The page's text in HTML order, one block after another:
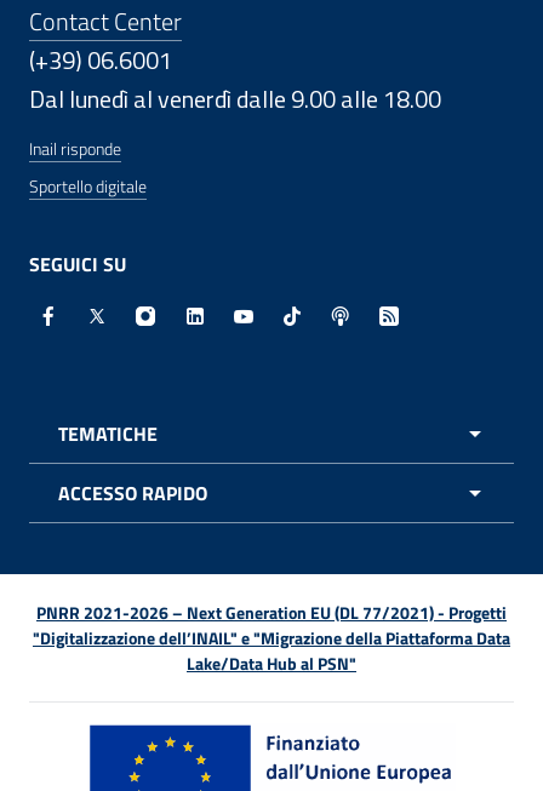
Contact Center
(+39) 06.6001
Dal lunedì al venerdì dalle 9.00 alle 18.00
Inail risponde
Sportello digitale
SEGUICI SU
Facebook - Sito esterno - Apertura in nuova finestra
X - Sito esterno - Apertura in nuova finestra
Instagram - Sito esterno - Apertura in
Linkedin - Sito esterno - Apertura in
Youtube - Sito esterno -
TikTok - Sito esterno -
Spreaker - Sito
Feed RSS -
TEMATICHE
ACCESSO RAPIDO
PNRR 2021-2026 – Next Generation EU (DL 77/2021) - Progetti
"Digitalizzazione dell’INAIL" e "Migrazione della Piattaforma Data
Lake/Data Hub al PSN"